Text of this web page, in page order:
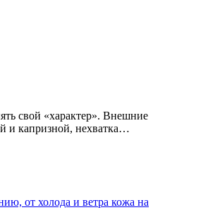
свой «характер». Внешние
и капризной, нехватка…
от холода и ветра кожа на